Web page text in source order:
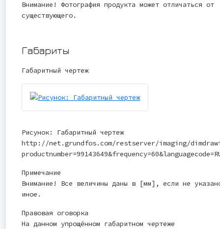
Внимание! Фотография продукта может отличаться от
существующего.
Габариты
Габаритный чертеж
Рисунок: Габаритный чертеж
http://net.grundfos.com/restserver/imaging/
Примечание
Внимание! Все величины даны в [мм], если не
иное.
Правовая оговорка
На данном упрощённом габаритном чертеже